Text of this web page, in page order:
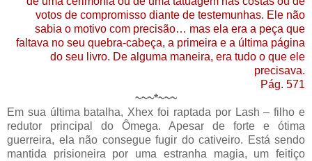
votos de compromisso diante de testemunhas. Ele não
sabia o motivo com precisão… mas ela era a peça que
faltava no seu quebra-cabeça, a primeira e a última página
do seu livro. De alguma maneira, era tudo o que ele
precisava.
Pág. 571
~~~*~~~
Em sua última batalha, Xhex foi raptada por Lash – filho e
redutor principal do Ômega. Apesar de forte e ótima
guerreira, ela não consegue fugir do cativeiro. Está sendo
mantida prisioneira por uma estranha magia, um feitiço